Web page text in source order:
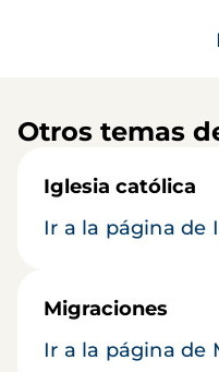
Otros temas
Iglesia católica
Ir a la página de
Migraciones
Ir a la página de